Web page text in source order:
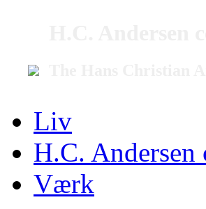
Liv
H.C. Andersen
Værk